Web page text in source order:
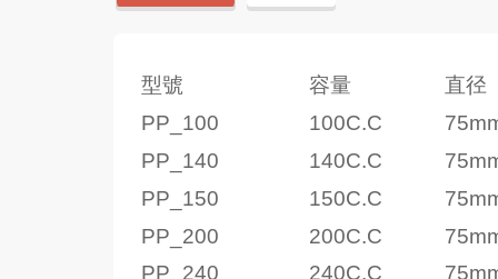
型號 容量 直径
PP_100
100C.C
PP_140
140C.C
PP_150
150C.C
PP_200
200C.C
PP_240
240C.C